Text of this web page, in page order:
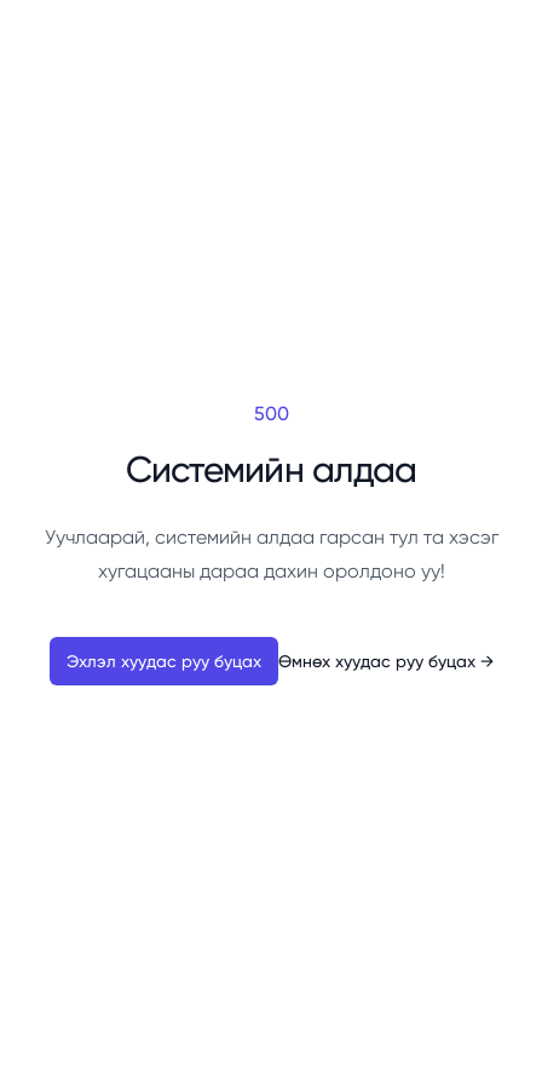
500
Системийн алдаа
Уучлаарай, системийн алдаа гарсан тул та хэсэг
хугацааны дараа дахин оролдоно уу!
Эхлэл хуудас руу буцах Өмнөх хуудас руу буцах →